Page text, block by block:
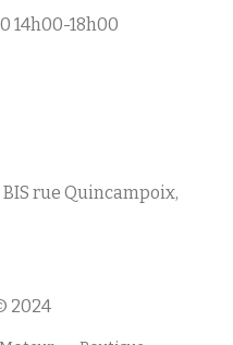
14h00-18h00
BIS rue Quincampoix,
2024